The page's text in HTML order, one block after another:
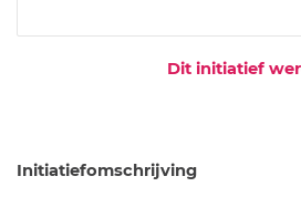
Dit initiatief
Initiatiefomschrijving